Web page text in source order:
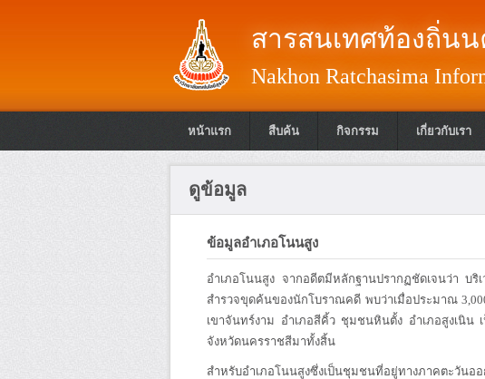
สารสนเทศท้องถิ่น
Nakhon Ratchasima
หน้าแรก สืบค้น กิจกรรม เกี่ยวกับเรา
ดูข้อมูล
ข้อมูลอำเภอโนนสูง
อำเภอโนนสูง จากอดีตมีหลักฐานปรากฏชัดเจนว่า บ
สำรวจขุดค้นของนักโบราณคดี พบว่าเมื่อประมาณ
เขาจันทร์งาม อำเภอสีคิ้ว ชุมชนหินตั้ง อำเภอสูงเนิน
จังหวัดนครราชสีมาทั้งสิ้น
สำหรับอำเภอโนนสูงซึ่งเป็นชุมชนที่อยู่ทางภาคตะวันอ